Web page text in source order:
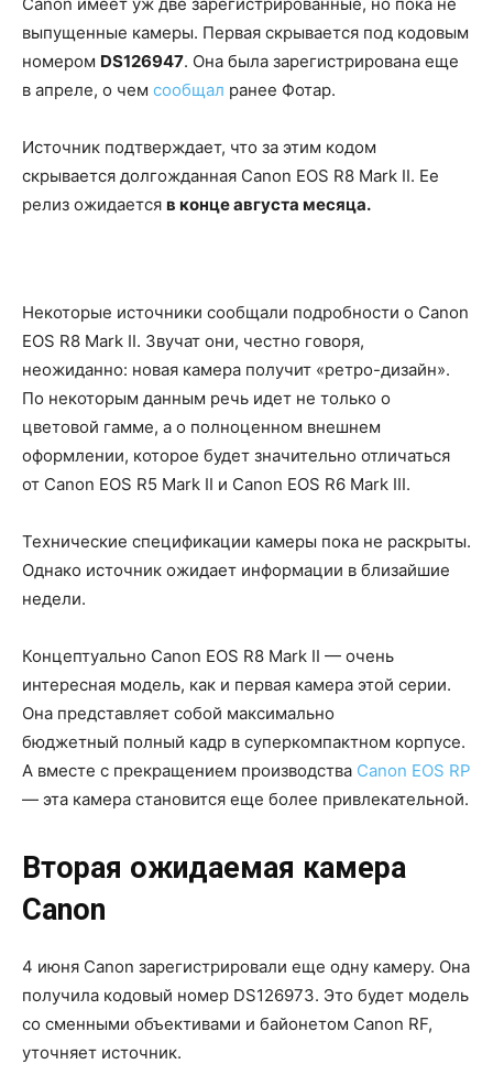
выпущенные камеры. Первая скрывается под кодовым
номером DS126947. Она была зарегистрирована еще
в апреле, о чем сообщал ранее Фотар.
Источник подтверждает, что за этим кодом
скрывается долгожданная Canon EOS R8 Mark II. Ее
релиз ожидается в конце августа месяца.
Некоторые источники сообщали подробности о Canon
EOS R8 Mark II. Звучат они, честно говоря,
неожиданно: новая камера получит «ретро-дизайн».
По некоторым данным речь идет не только о
цветовой гамме, а о полноценном внешнем
оформлении, которое будет значительно отличаться
от Canon EOS R5 Mark II и Canon EOS R6 Mark III.
Технические спецификации камеры пока не раскрыты.
Однако источник ожидает информации в близайшие
недели.
Концептуально Canon EOS R8 Mark II — очень
интересная модель, как и первая камера этой серии.
Она представляет собой максимально
бюджетный полный кадр в суперкомпактном корпусе.
А вместе с прекращением производства Canon EOS RP
— эта камера становится еще более привлекательной.
Вторая ожидаемая камера
Canon
4 июня Canon зарегистрировали еще одну камеру. Она
получила кодовый номер DS126973. Это будет модель
со сменными объективами и байонетом Canon RF,
уточняет источник.